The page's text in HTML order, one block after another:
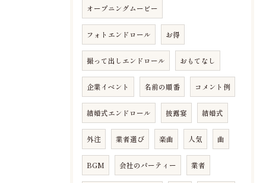
オープニングムービー
フォトエンドロール お得
撮って出しエンドロール おもてなし
企業イベント 名前の順番 コメント例
結婚式エンドロール 披露宴 結婚式
外注 業者選び 楽曲 人気 曲
BGM 会社のパーティー 業者